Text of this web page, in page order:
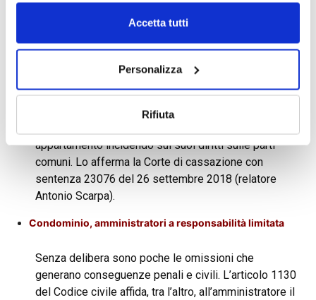
Accetta tutti
Personalizza
Rifiuta
23450/2018, depositata il 28 settembre 2018.
Ascensore, risarcita la perdita di luce
Anche se supera le barriere architettoniche è vietato
«menomare» i diritti altrui. Il condomino del
pianterreno va risarcito se l’ascensore, posizionato
appartamento incidendo sui suoi diritti sulle parti
comuni. Lo afferma la Corte di cassazione con
sentenza 23076 del 26 settembre 2018 (relatore
Antonio Scarpa).
Condominio, amministratori a responsabilità limitata
Senza delibera sono poche le omissioni che
generano conseguenze penali e civili. L’articolo 1130
del Codice civile affida, tra l’altro, all’amministratore il